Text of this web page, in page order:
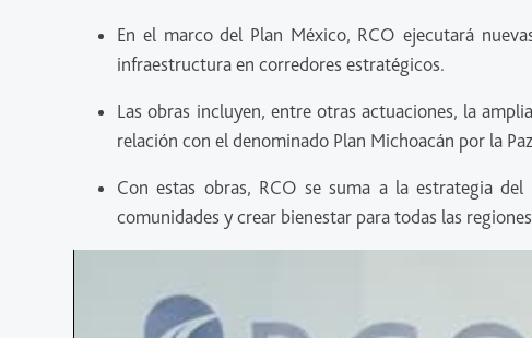
En el marco del Plan México, RCO ejecutará
infraestructura en corredores estratégicos.
Las obras incluyen, entre otras actuaciones, la
relación con el denominado Plan Michoacán por la
Con estas obras, RCO se suma a la estrategia
comunidades y crear bienestar para todas las